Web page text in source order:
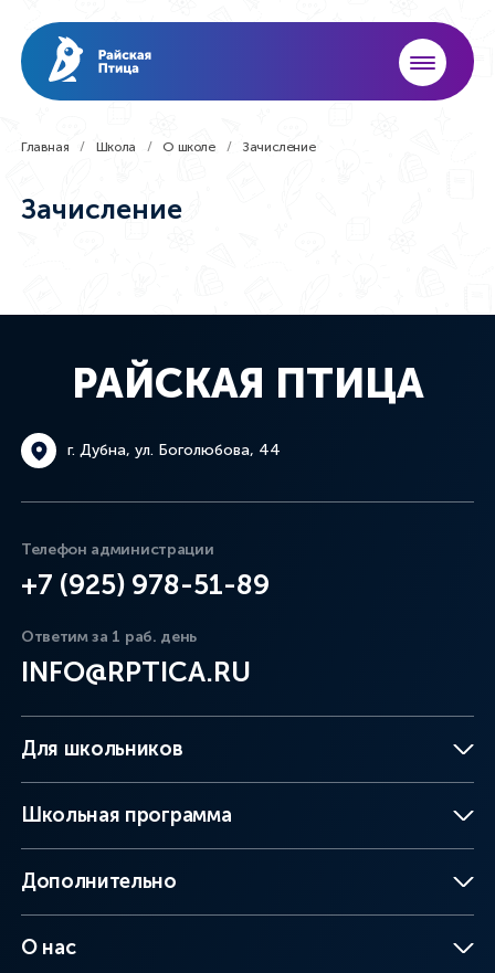
Главная Школа О школе Зачисление
Зачисление
РАЙСКАЯ ПТИЦА
г. Дубна, ул. Боголюбова, 44
Телефон администрации
+7 (925) 978-51-89
Ответим за 1 раб. день
INFO@RPTICA.RU
Для школьников
Школьная программа
Дополнительно
О нас